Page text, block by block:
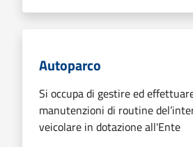
Autoparco
Si occupa di gestire ed
manutenzioni di routine
veicolare in dotazione all'Ente